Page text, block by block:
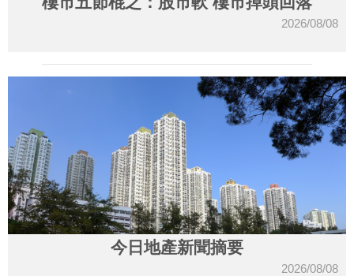
2026/08/08
今日地產新聞摘要
2026/08/08